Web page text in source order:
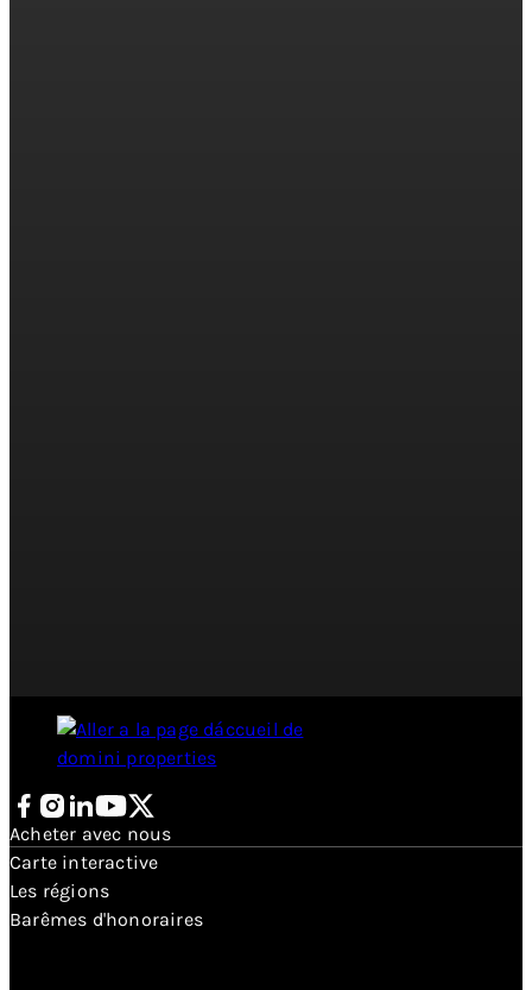
Suivez nous sur Facebook
Suivez nous sur Instagram
Connectons-nous sur LinkedIn
Découvrez notre chaîne Youtube
Suivez nous sur Twitter X
Acheter avec nous
Carte interactive
Les régions
Barêmes d'honoraires